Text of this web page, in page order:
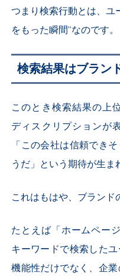
つまり検索行動とは、ユ
をもった瞬間”なのです。
検索結果はブラン
このとき検索結果の上
ディスクリプションが
「この会社は信頼でき
うだ」という期待が生ま
これはもはや、ブランド
たとえば「ホームペー
キーワードで検索した
機能性だけでなく、企